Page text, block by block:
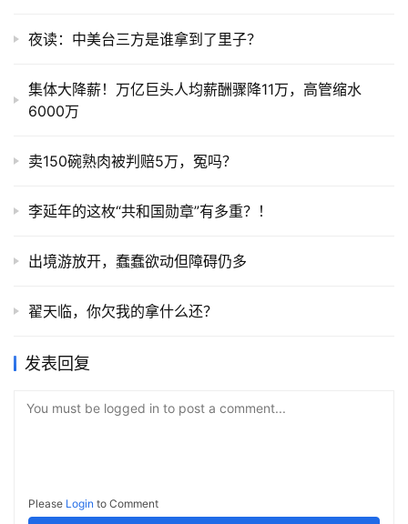
夜读：中美台三方是谁拿到了里子？
集体大降薪！万亿巨头人均薪酬骤降11万，高管缩水
6000万
卖150碗熟肉被判赔5万，冤吗？
李延年的这枚“共和国勋章”有多重？！
出境游放开，蠢蠢欲动但障碍仍多
翟天临，你欠我的拿什么还？
发表回复
You must be logged in to post a comment...
Please Login to Comment